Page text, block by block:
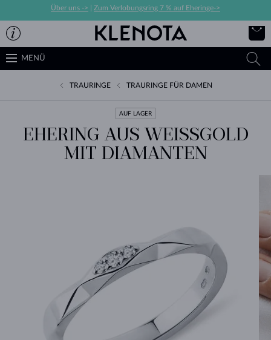
Über uns -> Zum Verlobungsring 7 % auf Eheringe->
MENÜ
TRAURINGE TRAURINGE FÜR DAMEN
AUF LAGER
EHERING AUS WEISSGOLD M
IT DIAMANTEN